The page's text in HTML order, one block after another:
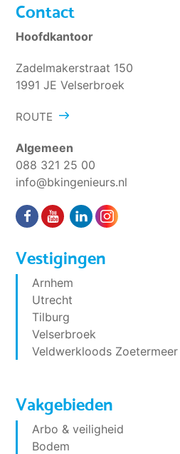
Contact
Hoofdkantoor
Zadelmakerstraat 150
1991 JE Velserbroek
ROUTE
Algemeen
088 321 25 00
info@bkingenieurs.nl
Vestigingen
Arnhem
Utrecht
Tilburg
Velserbroek
Veldwerkloods Zoetermeer
Vakgebieden
Arbo & veiligheid
Bodem